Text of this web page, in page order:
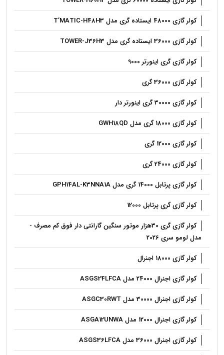
کولر گازی 48000 ایستاده گری مدل T’MATIC-H48H3
کولر گازی 36000 ایستاده گری مدل TOWER-J36H3
کولر گازی گری اینورتر 9000
کولر گازی 36000 گری
کولر گازی 30000 گری اینورتر دار
کولر گازی 18000 گری مدل GWH18QD
کولر گازی 12000 گری
کولر گازی 24000 گری
کولر گازی پرتابل 14000 گری مدل GPH14AL-K3NNA1A
کولر گازی گری پرتابل 12000
کولر گازی گری 30هزار موتور سنگین گارانتی دار فوق کم مصرف -
مدل لومو سری 2026
کولر گازی 18000 اجنرال
کولر گازی‌ اجنرال 24000 مدل ASGS24LFCA
کولر گازی‌ اجنرال 30000 مدل ASGC30RWT
کولر گازی‌ اجنرال 12000 مدل ASGA12UNWA
کولر گازی‌ اجنرال 36000 مدل ASGS36LFCA